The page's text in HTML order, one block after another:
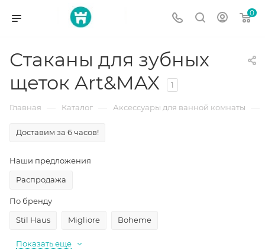
0
Стаканы для зубных
щеток Art&MAX
1
Главная — Каталог — Аксессуары для ванной комнаты —
Доставим за 6 часов!
Наши предложения
Распродажа
По бренду
Stil Haus
Migliore Boheme
Показать еще